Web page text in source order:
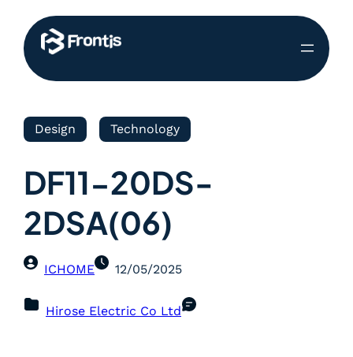
Design Technology
DF11-20DS-
2DSA(06)
ICHOME 12/05/2025
Hirose Electric Co Ltd